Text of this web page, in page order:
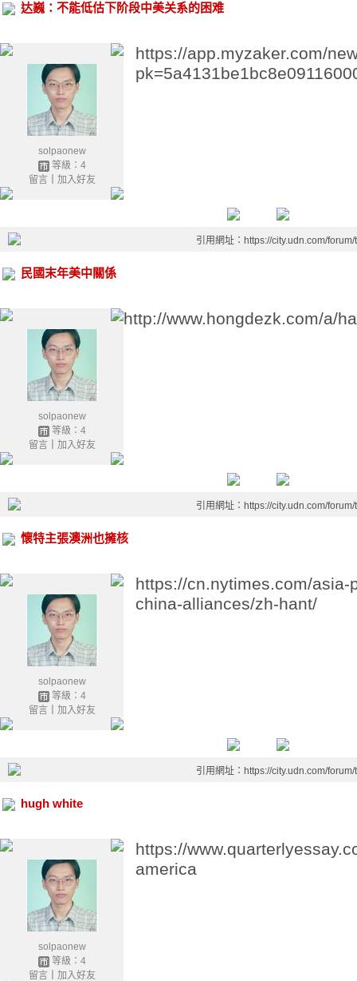
达巍：不能低估下阶段中美关系的困难
solpaonew
等級：4
留言｜ 加入好友
https://app.myzaker.com/
引用網址：https://city.udn.com/
民國末年美中關係
solpaonew
等級：4
留言｜ 加入好友
http://www.hongdezk.com/a/
引用網址：https://city.udn.com/
懷特主張澳洲也擁核
solpaonew
等級：4
留言｜ 加入好友
https://cn.nytimes.com/
china-alliances/zh-hant/
引用網址：https://city.udn.com/
hugh white
solpaonew
等級：4
留言｜ 加入好友
https://
america